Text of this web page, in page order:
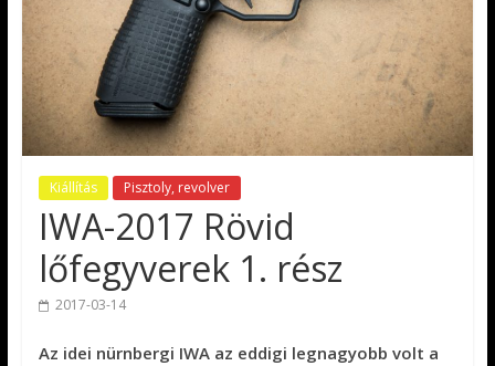
Kiállítás Pisztoly, revolver
IWA-2017 Rövid
lőfegyverek 1. rész
2017-03-14
Az idei nürnbergi IWA az eddigi legnagyobb volt a